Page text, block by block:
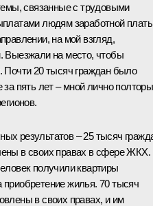
связанные с трудовыми
людям заработной
на мой взгляд,
Выезжали на место, чтобы
Почти 20 тысяч граждан было
пять лет – мной лично полторы
результатов – 25 тысяч
в своих правах в сфере ЖКХ.
получили квартиры
жилья. 70 тысяч
в своих правах, и им